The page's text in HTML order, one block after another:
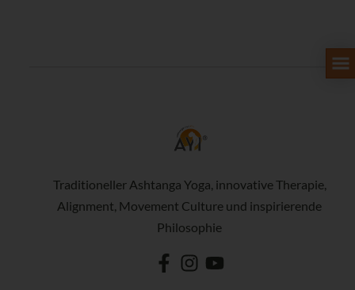
Traditioneller Ashtanga Yoga, innovative Therapie,
Alignment, Movement Culture und inspirierende
Philosophie